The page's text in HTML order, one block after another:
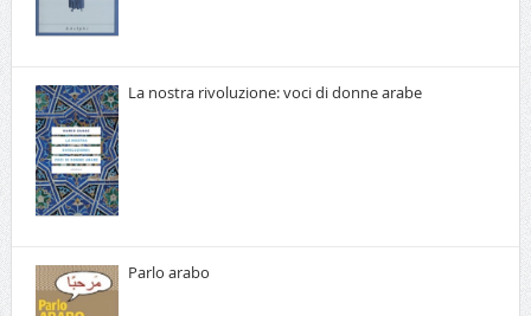
La nostra rivoluzione: voci di donne arabe
Parlo arabo